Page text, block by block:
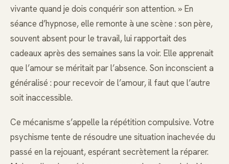
vivante quand je dois conquérir son attention. » En
séance d’hypnose, elle remonte à une scène : son père,
souvent absent pour le travail, lui rapportait des
cadeaux après des semaines sans la voir. Elle apprenait
que l’amour se méritait par l’absence. Son inconscient a
généralisé : pour recevoir de l’amour, il faut que l’autre
soit inaccessible.
Ce mécanisme s’appelle la répétition compulsive. Votre
psychisme tente de résoudre une situation inachevée du
passé en la rejouant, espérant secrètement la réparer.